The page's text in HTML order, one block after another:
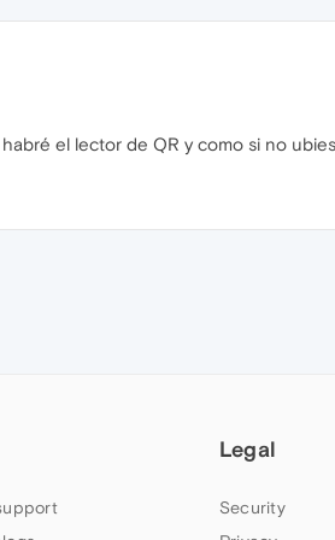
el lector de QR y como si no
Legal
Security